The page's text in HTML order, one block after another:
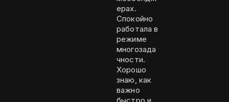
ерах.
Спокойно
работала в
режиме
многозада
чности.
Хорошо
знаю, как
важно